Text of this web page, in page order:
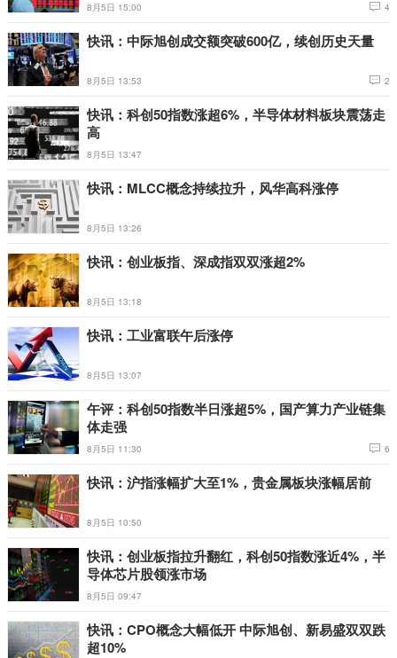
8月5日 15:00 4
快讯：中际旭创成交额突破600亿，续创历史天量
8月5日 13:53 2
快讯：科创50指数涨超6%，半导体材料板块震荡走
高
8月5日 13:47
快讯：MLCC概念持续拉升，风华高科涨停
8月5日 13:26
快讯：创业板指、深成指双双涨超2%
8月5日 13:18
快讯：工业富联午后涨停
8月5日 13:07
午评：科创50指数半日涨超5%，国产算力产业链集
体走强
8月5日 11:30 6
快讯：沪指涨幅扩大至1%，贵金属板块涨幅居前
8月5日 10:50
快讯：创业板指拉升翻红，科创50指数涨近4%，半
导体芯片股领涨市场
8月5日 09:47
快讯：CPO概念大幅低开 中际旭创、新易盛双双跌
超10%